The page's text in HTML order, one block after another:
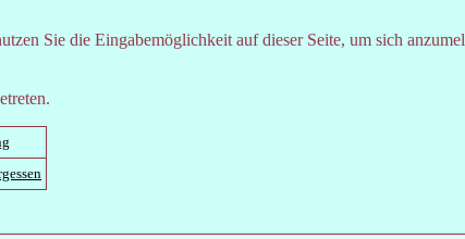
Sie die Eingabemöglichkeit auf dieser Seite, um sich